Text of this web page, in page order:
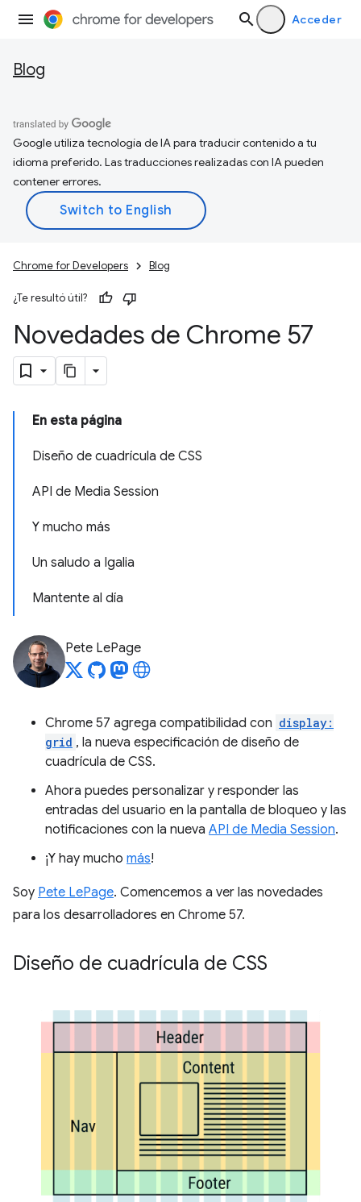
Acceder
Blog
Google utiliza tecnología de IA para traducir contenido a tu
idioma preferido. Las traducciones realizadas con IA pueden
contener errores.
Chrome for Developers Blog
¿Te resultó útil?
Novedades de Chrome 57
En esta página
Diseño de cuadrícula de CSS
API de Media Session
Y mucho más
Un saludo a Igalia
Mantente al día
Pete LePage
Chrome 57 agrega compatibilidad con display:
grid , la nueva especificación de diseño de
cuadrícula de CSS.
Ahora puedes personalizar y responder las
entradas del usuario en la pantalla de bloqueo y las
notificaciones con la nueva API de Media Session.
¡Y hay mucho más!
Soy Pete LePage. Comencemos a ver las novedades
para los desarrolladores en Chrome 57.
Diseño de cuadrícula de CSS